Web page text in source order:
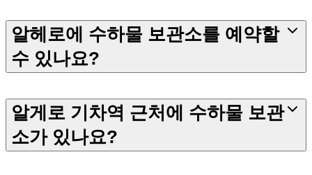
알헤로에 수하물 보관소를 예약할
수 있나요?
알게로 기차역 근처에 수하물 보관
소가 있나요?